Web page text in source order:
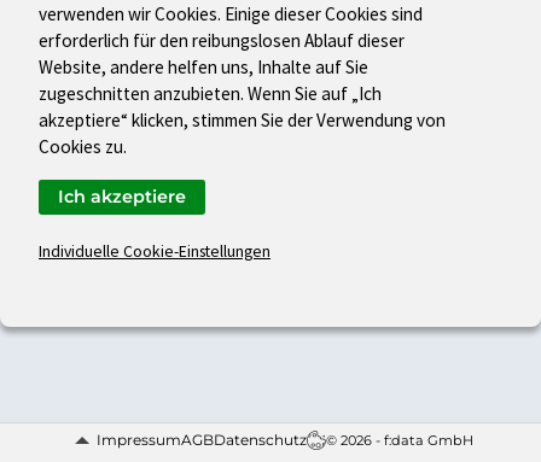
ImpressumAGBDatenschutz © 2026 - f:data GmbH
verwenden wir Cookies. Einige dieser Cookies sind
erforderlich für den reibungslosen Ablauf dieser
Website, andere helfen uns, Inhalte auf Sie
zugeschnitten anzubieten. Wenn Sie auf „Ich
akzeptiere“ klicken, stimmen Sie der Verwendung von
Cookies zu.
Individuelle Cookie-Einstellungen
Ich akzeptiere